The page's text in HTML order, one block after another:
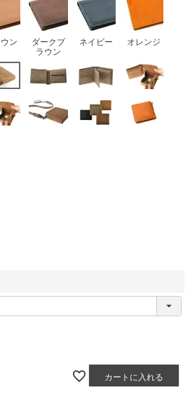
ン
ダークブ
ラウン
ネイビー オレンジ
カートに入れる